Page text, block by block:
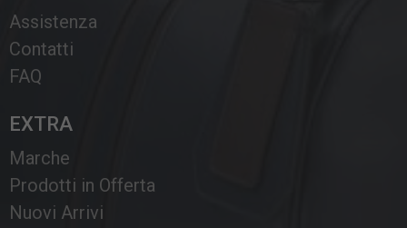
Assistenza
Contatti
FAQ
EXTRA
Marche
Prodotti in Offerta
Nuovi Arrivi